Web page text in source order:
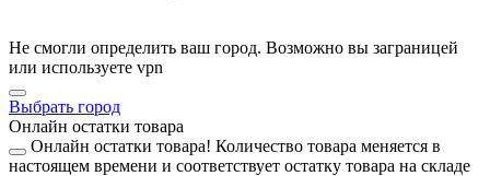
Не смогли определить ваш город. Возможно вы заграницей
или используете vpn
Выбрать город
Онлайн остатки товара
Онлайн остатки товара! Количество товара меняется в
настоящем времени и соответствует остатку товара на складе